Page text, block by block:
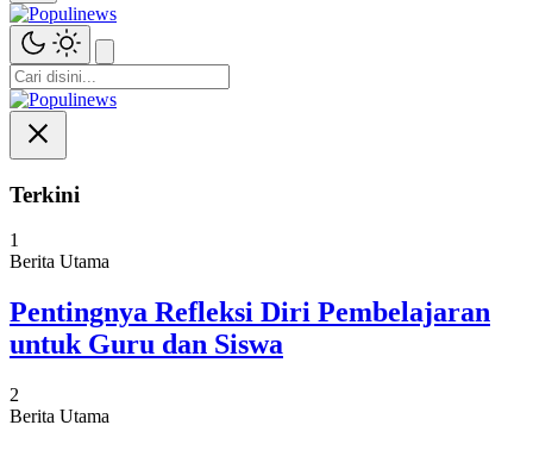
Terkini
1
Berita Utama
Pentingnya Refleksi Diri Pembelajaran
untuk Guru dan Siswa
2
Berita Utama